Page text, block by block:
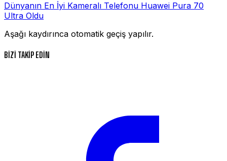
Dünyanın En İyi Kameralı Telefonu Huawei Pura 70
Ultra Oldu
Aşağı kaydırınca otomatik geçiş yapılır.
BİZİ TAKİP EDİN